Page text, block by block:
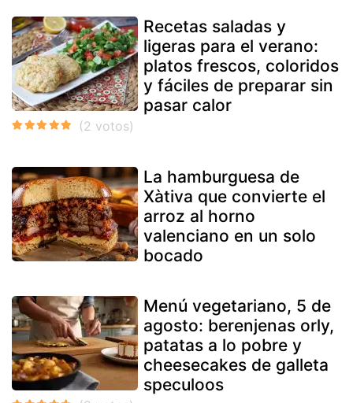
Recetas saladas y
ligeras para el verano:
platos frescos, coloridos
y fáciles de preparar sin
pasar calor
La hamburguesa de
Xàtiva que convierte el
arroz al horno
valenciano en un solo
bocado
Menú vegetariano, 5 de
agosto: berenjenas orly,
patatas a lo pobre y
cheesecakes de galleta
speculoos